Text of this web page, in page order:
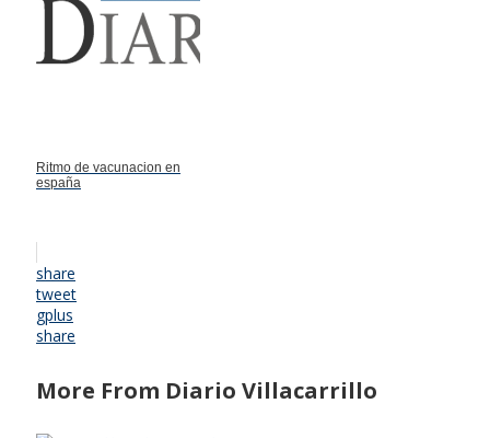
Ritmo de vacunacion en
españa
share
tweet
gplus
share
More From Diario Villacarrillo